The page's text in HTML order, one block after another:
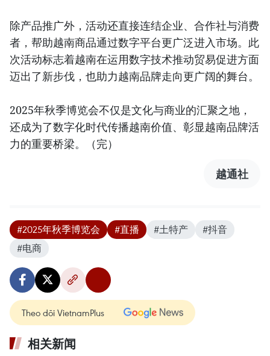
除产品推广外，活动还直接连结企业、合作社与消费
者，帮助越南商品通过数字平台更广泛进入市场。此
次活动标志着越南在运用数字技术推动贸易促进方面
迈出了新步伐，也助力越南品牌走向更广阔的舞台。
2025年秋季博览会不仅是文化与商业的汇聚之地，
还成为了数字化时代传播越南价值、彰显越南品牌活
力的重要桥梁。（完）
越通社
#2025年秋季博览会 #直播 #土特产
#抖音
#电商
Theo dõi VietnamPlus
相关新闻